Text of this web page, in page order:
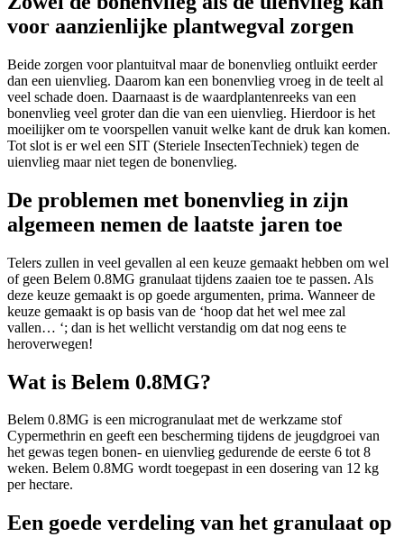
voor aanzienlijke plantwegval zorgen
Beide zorgen voor plantuitval maar de bonenvlieg ontluikt eerder
dan een uienvlieg. Daarom kan een bonenvlieg vroeg in de teelt al
veel schade doen. Daarnaast is de waardplantenreeks van een
bonenvlieg veel groter dan die van een uienvlieg. Hierdoor is het
moeilijker om te voorspellen vanuit welke kant de druk kan komen.
Tot slot is er wel een SIT (Steriele InsectenTechniek) tegen de
uienvlieg maar niet tegen de bonenvlieg.
De problemen met bonenvlieg in zijn
algemeen nemen de laatste jaren toe
Telers zullen in veel gevallen al een keuze gemaakt hebben om wel
of geen Belem 0.8MG granulaat tijdens zaaien toe te passen. Als
deze keuze gemaakt is op goede argumenten, prima. Wanneer de
keuze gemaakt is op basis van de ‘hoop dat het wel mee zal
vallen… ‘; dan is het wellicht verstandig om dat nog eens te
heroverwegen!
Wat is Belem 0.8MG?
Belem 0.8MG is een microgranulaat met de werkzame stof
Cypermethrin en geeft een bescherming tijdens de jeugdgroei van
het gewas tegen bonen- en uienvlieg gedurende de eerste 6 tot 8
weken. Belem 0.8MG wordt toegepast in een dosering van 12 kg
per hectare.
Een goede verdeling van het granulaat op